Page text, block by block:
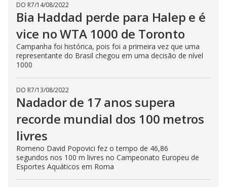
DO R7/14/08/2022
Bia Haddad perde para Halep e é
vice no WTA 1000 de Toronto
Campanha foi histórica, pois foi a primeira vez que uma
representante do Brasil chegou em uma decisão de nível
1000
DO R7/13/08/2022
Nadador de 17 anos supera
recorde mundial dos 100 metros
livres
Romeno David Popovici fez o tempo de 46,86
segundos nos 100 m livres no Campeonato Europeu de
Esportes Aquáticos em Roma